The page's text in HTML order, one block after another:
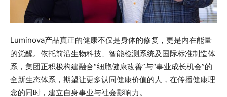
Luminova产品真正的健康不仅是身体的修复，更是内在能量
的觉醒。依托前沿生物科技、智能检测系统及国际标准制造体
系，集团正积极构建融合“细胞健康改善”与“事业成长机会”的
全新生态体系，期望让更多认同健康价值的人，在传播健康理
念的同时，建立自身事业与社会影响力。